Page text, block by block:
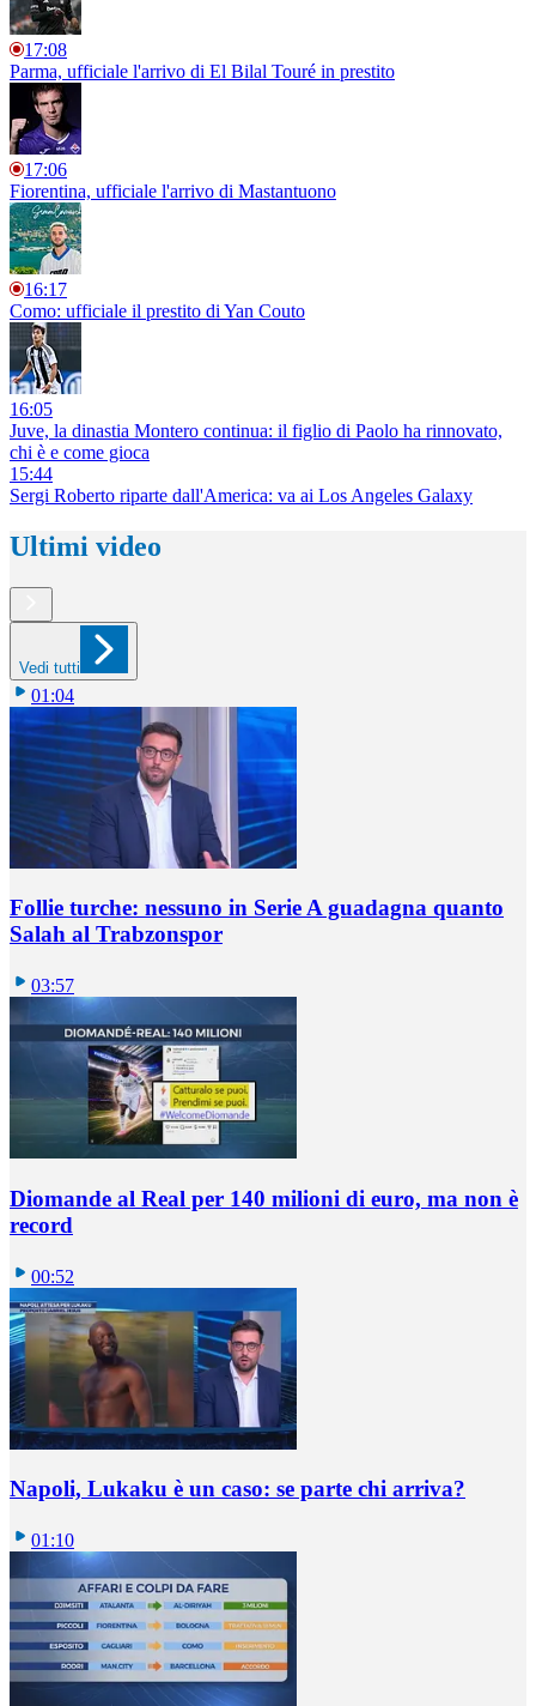
17:08
Parma, ufficiale l'arrivo di El Bilal Touré in prestito
17:06
Fiorentina, ufficiale l'arrivo di Mastantuono
16:17
Como: ufficiale il prestito di Yan Couto
16:05
Juve, la dinastia Montero continua: il figlio di Paolo ha rinnovato,
chi è e come gioca
15:44
Sergi Roberto riparte dall'America: va ai Los Angeles Galaxy
Ultimi video
Vedi tutti
01:04
Follie turche: nessuno in Serie A guadagna quanto
Salah al Trabzonspor
03:57
Diomande al Real per 140 milioni di euro, ma non è
record
00:52
Napoli, Lukaku è un caso: se parte chi arriva?
01:10